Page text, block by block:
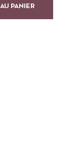
PANIER